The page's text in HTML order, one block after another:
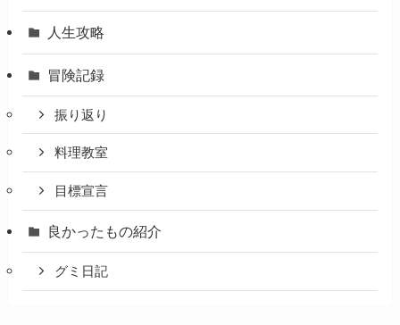
人生攻略
冒険記録
振り返り
料理教室
目標宣言
良かったもの紹介
グミ日記